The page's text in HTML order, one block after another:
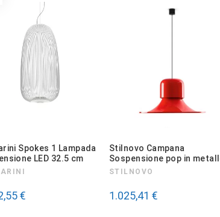
Spokes 1 Lampada
LED 32.5 cm
€
Stilnovo Campana
Sospensione pop in
STILNOVO
1.025,41 €